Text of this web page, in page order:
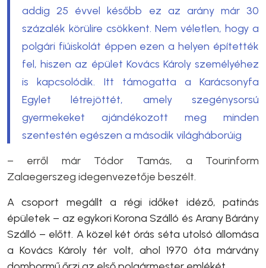
addig 25 évvel később ez az arány már 30
százalék körülire csökkent. Nem véletlen, hogy a
polgári fiúiskolát éppen ezen a helyen építették
fel, hiszen az épület Kovács Károly személyéhez
is kapcsolódik. Itt támogatta a Karácsonyfa
Egylet létrejöttét, amely szegénysorsú
gyermekeket ajándékozott meg minden
szentestén egészen a második világháborúig
– erről már Tódor Tamás, a Tourinform
Zalaegerszeg idegenvezetője beszélt.
A csoport megállt a régi időket idéző, patinás
épületek – az egykori Korona Szálló és Arany Bárány
Szálló – előtt. A közel két órás séta utolsó állomása
a Kovács Károly tér volt, ahol 1970 óta márvány